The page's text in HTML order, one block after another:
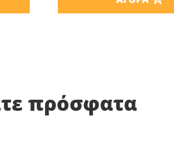
πρόσφατα